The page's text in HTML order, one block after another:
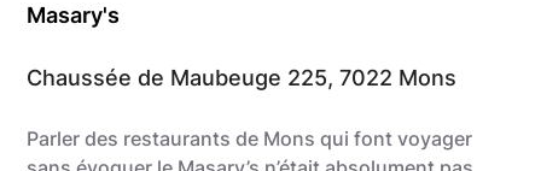
Masary's
Chaussée de Maubeuge 225, 7022 Mons
Parler des restaurants de Mons qui font voyager